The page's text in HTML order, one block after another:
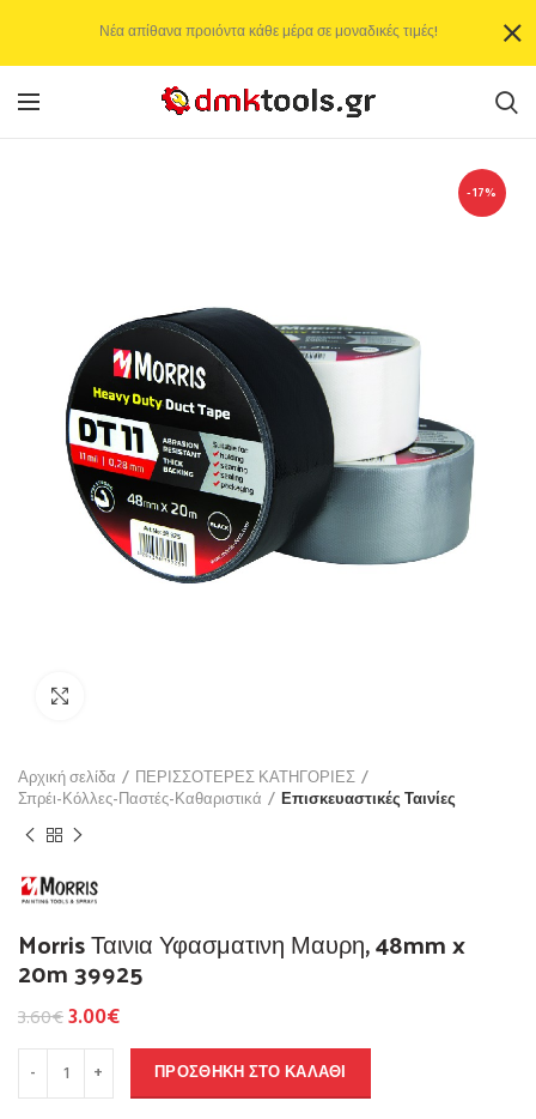
-17%
Αρχική σελίδα
ΠΕΡΙΣΣΟΤΕΡΕΣ ΚΑΤΗΓΟΡΙΕΣ
Σπρέι-Κόλλες-Παστές-Καθαριστικά
Επισκευαστικές Ταινίες
Morris Ταινια Υφασματινη Μαυρη, 48mm x
20m 39925
3.60€3.00€
ΠΡΟΣΘΉΚΗ ΣΤΟ ΚΑΛΆΘΙ
Νέα απίθανα προιόντα κάθε μέρα σε μοναδικές τιμές!